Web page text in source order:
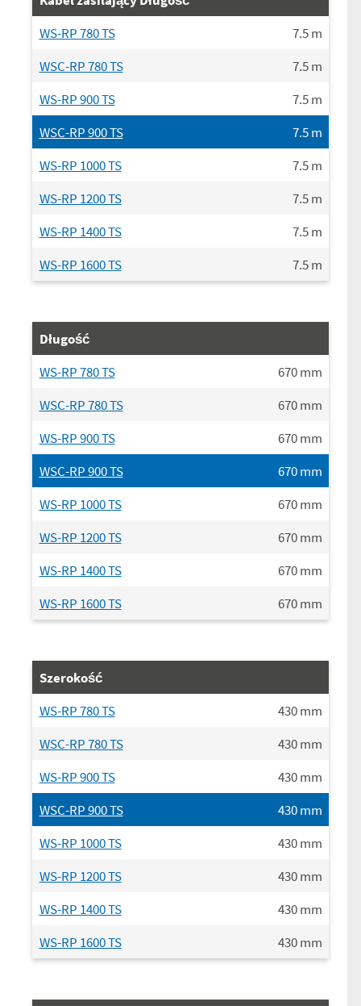
WS-RP 780 TS
7.5m
WSC-RP 780 TS
7.5m
WS-RP 900 TS
7.5m
WSC-RP 900 TS
7.5m
WS-RP 1000 TS
7.5m
WS-RP 1200 TS
7.5m
WS-RP 1400 TS
7.5m
WS-RP 1600 TS
7.5m
Długość
WS-RP 780 TS
670mm
WSC-RP 780 TS
670mm
WS-RP 900 TS
670mm
WSC-RP 900 TS
670mm
WS-RP 1000 TS
670mm
WS-RP 1200 TS
670mm
WS-RP 1400 TS
670mm
WS-RP 1600 TS
670mm
Szerokość
WS-RP 780 TS
430mm
WSC-RP 780 TS
430mm
WS-RP 900 TS
430mm
WSC-RP 900 TS
430mm
WS-RP 1000 TS
430mm
WS-RP 1200 TS
430mm
WS-RP 1400 TS
430mm
WS-RP 1600 TS
430mm